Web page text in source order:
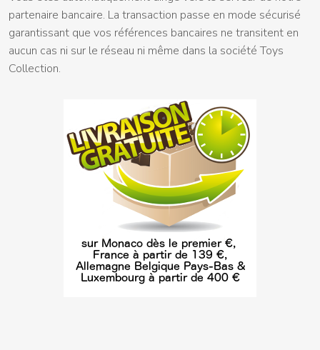
partenaire bancaire. La transaction passe en mode sécurisé
garantissant que vos références bancaires ne transitent en
aucun cas ni sur le réseau ni même dans la société Toys
Collection.